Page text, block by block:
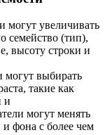
могут увеличивать
семейство (тип),
высоту строки и
могут выбирать
такие как
и
могут менять
и фона с более чем